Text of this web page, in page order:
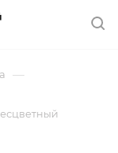
—